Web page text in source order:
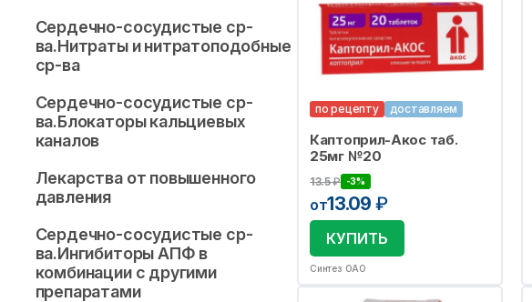
Сердечно-сосудистые ср-
ва.Нитраты и нитратоподобные
ср-ва
Сердечно-сосудистые ср-
ва.Блокаторы кальциевых
каналов
Лекарства от повышенного
давления
Сердечно-сосудистые ср-
ва.Ингибиторы АПФ в
комбинации с другими
препаратами
по рецепту доставляем
Каптоприл-Акос таб.
25мг №20
13.5₽ -3%
от13.09 ₽
КУПИТЬ
Синтез ОАО